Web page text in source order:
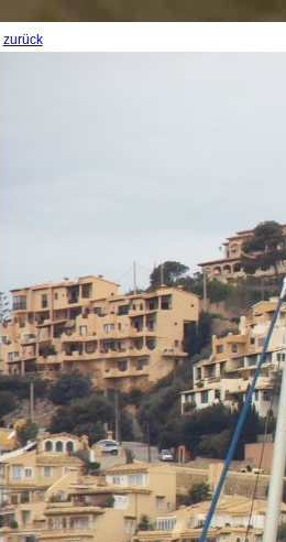
zurück